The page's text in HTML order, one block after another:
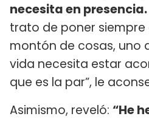
necesita en presencia.
trato de poner
montón de cosas, uno
vida necesita estar
que es la par”, le
Asimismo, reveló: “He